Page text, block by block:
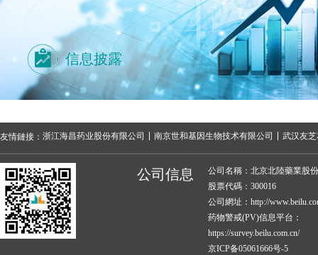
信息披露
友情鏈接： 浙江海昌药业股份有限公司 南京世和基因生物技术有限公司 武汉友
公司信息
公司名稱：北京北陸藥業股
股票代碼：300016
公司網址：http://
药物警戒(PV)信息平台：
https://survey.beilu.com.cn/
京ICP备05061666号-5